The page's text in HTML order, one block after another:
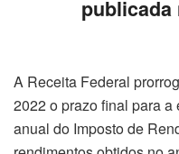
publicada
A Receita Federal
2022 o prazo final para
anual do Imposto de